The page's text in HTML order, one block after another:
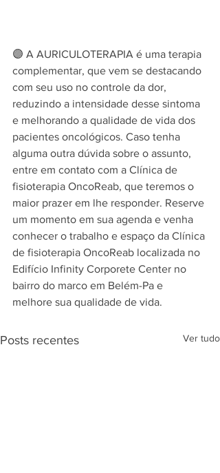
🟣 A AURICULOTERAPIA é uma terapia
complementar, que vem se destacando
com seu uso no controle da dor,
reduzindo a intensidade desse sintoma
e melhorando a qualidade de vida dos
pacientes oncológicos. Caso tenha
alguma outra dúvida sobre o assunto,
entre em contato com a Clínica de
fisioterapia OncoReab, que teremos o
maior prazer em lhe responder. Reserve
um momento em sua agenda e venha
conhecer o trabalho e espaço da Clínica
de fisioterapia OncoReab localizada no
Edifício Infinity Corporete Center no
bairro do marco em Belém-Pa e
melhore sua qualidade de vida.
Posts recentes Ver tudo